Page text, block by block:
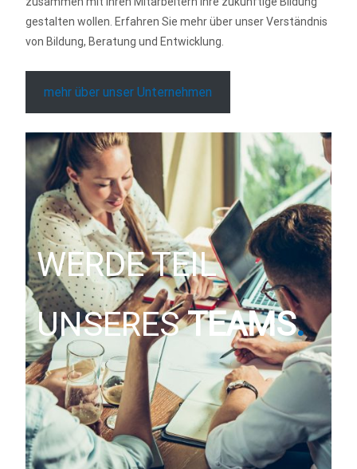
gestalten wollen. Erfahren Sie mehr über unser Verständnis
von Bildung, Beratung und Entwicklung.
mehr über unser Unternehmen
WERDE TEIL
UNSERESTEAMS.